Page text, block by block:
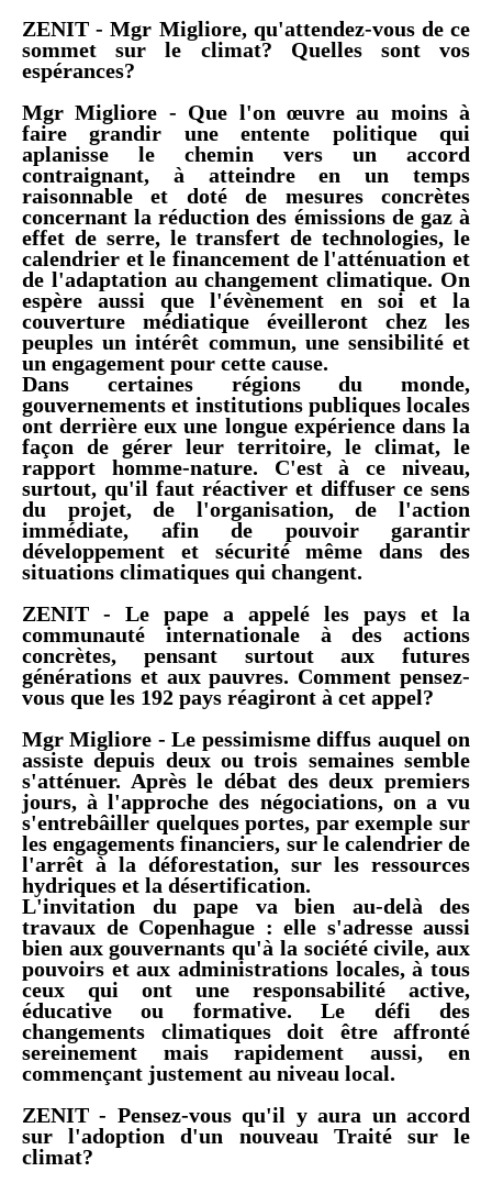
ZENIT - Mgr Migliore, qu'attendez-vous de ce
sommet sur le climat? Quelles sont vos
espérances?
Mgr Migliore - Que l'on œuvre au moins à
faire grandir une entente politique qui
aplanisse le chemin vers un accord
contraignant, à atteindre en un temps
raisonnable et doté de mesures concrètes
concernant la réduction des émissions de gaz à
effet de serre, le transfert de technologies, le
calendrier et le financement de l'atténuation et
de l'adaptation au changement climatique. On
espère aussi que l'évènement en soi et la
couverture médiatique éveilleront chez les
peuples un intérêt commun, une sensibilité et
un engagement pour cette cause.
Dans certaines régions du monde,
gouvernements et institutions publiques locales
ont derrière eux une longue expérience dans la
façon de gérer leur territoire, le climat, le
rapport homme-nature. C'est à ce niveau,
surtout, qu'il faut réactiver et diffuser ce sens
du projet, de l'organisation, de l'action
immédiate, afin de pouvoir garantir
développement et sécurité même dans des
situations climatiques qui changent.
ZENIT - Le pape a appelé les pays et la
communauté internationale à des actions
concrètes, pensant surtout aux futures
générations et aux pauvres. Comment pensez-
vous que les 192 pays réagiront à cet appel?
Mgr Migliore - Le pessimisme diffus auquel on
assiste depuis deux ou trois semaines semble
s'atténuer. Après le débat des deux premiers
jours, à l'approche des négociations, on a vu
s'entrebâiller quelques portes, par exemple sur
les engagements financiers, sur le calendrier de
l'arrêt à la déforestation, sur les ressources
hydriques et la désertification.
L'invitation du pape va bien au-delà des
travaux de Copenhague : elle s'adresse aussi
bien aux gouvernants qu'à la société civile, aux
pouvoirs et aux administrations locales, à tous
ceux qui ont une responsabilité active,
éducative ou formative. Le défi des
changements climatiques doit être affronté
sereinement mais rapidement aussi, en
commençant justement au niveau local.
ZENIT - Pensez-vous qu'il y aura un accord
sur l'adoption d'un nouveau Traité sur le
climat?